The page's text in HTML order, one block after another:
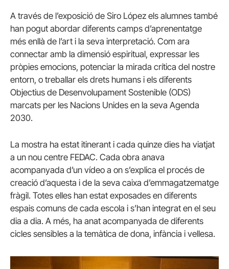
A través de l’exposició de Siro López els alumnes també
han pogut abordar diferents camps d’aprenentatge
més enllà de l’art i la seva interpretació. Com ara
connectar amb la dimensió espiritual, expressar les
pròpies emocions, potenciar la mirada crítica del nostre
entorn, o treballar els drets humans i els diferents
Objectius de Desenvolupament Sostenible (ODS)
marcats per les Nacions Unides en la seva Agenda
2030.
La mostra ha estat itinerant i cada quinze dies ha viatjat
a un nou centre FEDAC. Cada obra anava
acompanyada d’un vídeo a on s’explica el procés de
creació d’aquesta i de la seva caixa d’emmagatzematge
fràgil. Totes elles han estat exposades en diferents
espais comuns de cada escola i s’han integrat en el seu
dia a dia. A més, ha anat acompanyada de diferents
cicles sensibles a la temàtica de dona, infància i vellesa.